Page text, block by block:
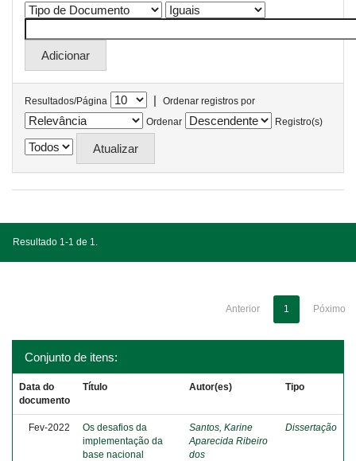
Resultados/Página |
Ordenar registros por
Ordenar
Registro(s)
Resultado 1-1 de 1.
Anterior 1 Póximo
Conjunto de itens:
Data do
documento
Título Autor(es) Tipo
Fev-2022
Os desafios da
implementação da
base nacional
Santos, Karine
Aparecida Ribeiro
dos
Dissertação